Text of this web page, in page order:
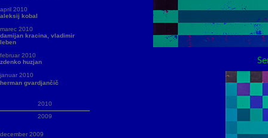
april 2010
aleksij kobal
marec 2010
damijan kracina, vladimir
leben
februar 2010
zdenko huzjan
januar 2010
herman gvardjančič
2010
2009
december 2009
Sergej Kapus, NE – JA,